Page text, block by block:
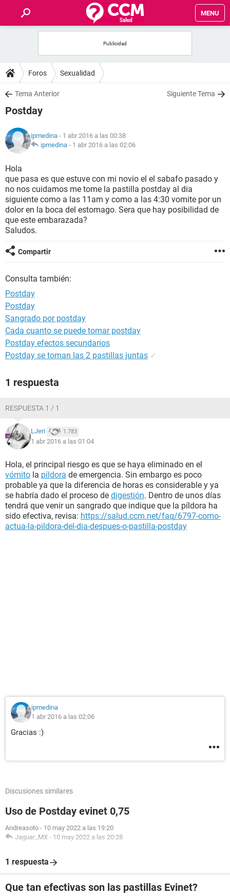
MENU
FOROS
SALUD
NUTRICIÓN
BIENESTAR
SEXUALIDAD
GLOSARIO
Foros Sexualidad
Tema Anterior Siguiente Tema
Postday
ipmedina - 1 abr 2016 a las 00:38
ipmedina - 1 abr 2016 a las 02:06
Hola
que pasa es que estuve con mi novio el el sabafo pasado y
no nos cuidamos me tome la pastilla postday al dia
siguiente como a las 11am y como a las 4:30 vomite por un
dolor en la boca del estomago. Sera que hay posibilidad de
que este embarazada?
Saludos.
Compartir
Consulta también:
Postday
Postday
Sangrado por postday
Cada cuanto se puede tomar postday
Postday efectos secundarios
Postday se toman las 2 pastillas juntas ✓
1 respuesta
RESPUESTA 1 / 1
LJeri 1.783
1 abr 2016 a las 01:04
Hola, el principal riesgo es que se haya eliminado en el
vómito la píldora de emergencia. Sin embargo es poco
probable ya que la diferencia de horas es considerable y ya
se habría dado el proceso de digestión. Dentro de unos días
tendrá que venir un sangrado que indique que la píldora ha
sido efectiva, revisa: https://salud.ccm.net/faq/6797-como-
actua-la-pildora-del-dia-despues-o-pastilla-postday
ipmedina
1 abr 2016 a las 02:06
Gracias :)
Discusiones similares
Uso de Postday evinet 0,75
Andreasoto - 10 may 2022 a las 19:20
Jaguar_MX - 10 may 2022 a las 20:28
1 respuesta
Que tan efectivas son las pastillas Evinet?